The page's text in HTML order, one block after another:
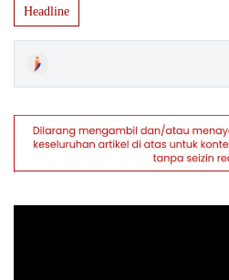
Headline